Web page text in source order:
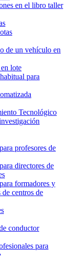
en el libro taller
de un vehículo en
lote
para
Tecnológico
profesores de
directores de
formadores y
centros de
conductor
para